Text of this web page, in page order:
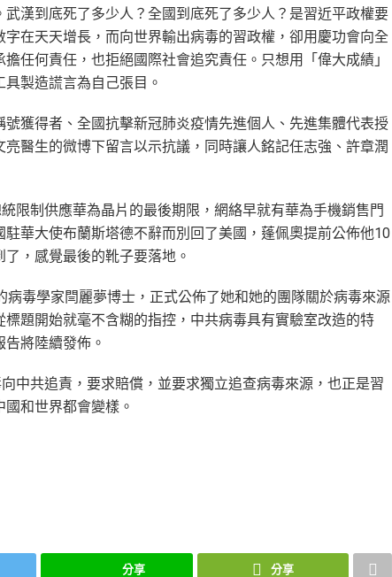
漢到底死了多少人？全國到底死了多少人？是習近平政權要
在天天增長，而向世界輸出病毒的習政權，卻用慶功會向全
任何責任，也拒絕國際社會追究責任。只想用「偉大成績」
製造謊言為自己張目。
獲得者、全國抗擊新冠肺炎疫情先進個人、先進集體代表授
醫生的微博下留言以示抗議，同時讓人銘記任志強、許章潤
限制供應華為晶片的最後期限，網絡早就有華為手機銷售門
華大使布蘭斯塔德不辭而別回了美國，蓬佩奧提前公佈他10
，感覺最後的靴子要落地。
病毒學家閆麗夢博士，正式公佈了她和她的團隊關於病毒來源
題開始就毫不含糊的指控，中共病毒具有實驗室改造的特
將陸續發佈。
中共追責，要求賠償，並要求獨立追查病毒來源，也正是習
和世界都會變樣。
分享 分享